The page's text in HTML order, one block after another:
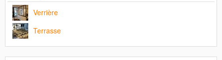
Verrière
Terrasse